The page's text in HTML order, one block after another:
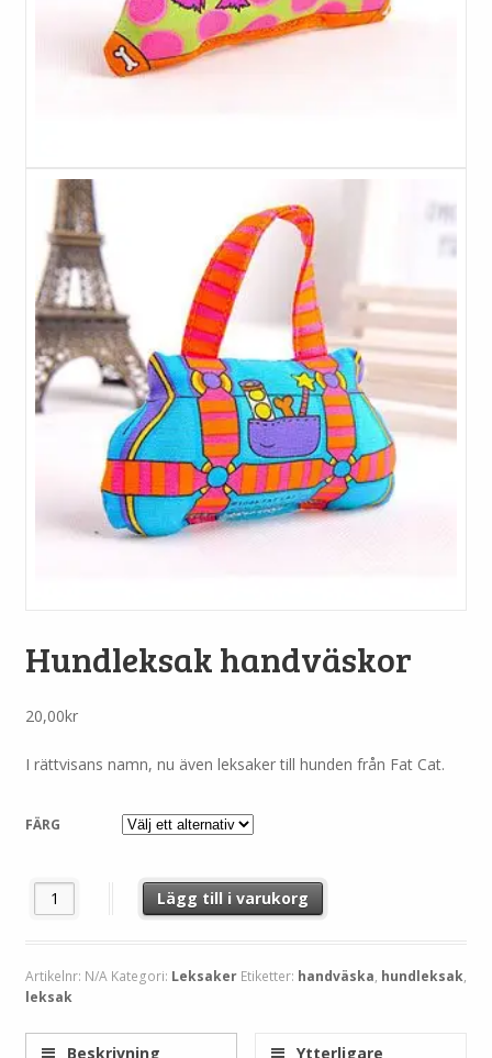
Hundleksak handväskor
20,00kr
I rättvisans namn, nu även leksaker till hunden från Fat Cat.
FÄRG
Hundleksak handväskor mängd
Lägg till i varukorg
Artikelnr: N/A Kategori: Leksaker Etiketter: handväska, hundleksak,
leksak
Beskrivning Ytterligare